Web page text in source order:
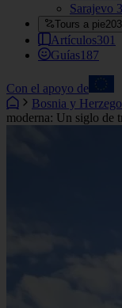
Sarajevo
Tours a pie203
Artículos301
Guías187
Con el apoyo de
Bosnia y
moderna: Un siglo de